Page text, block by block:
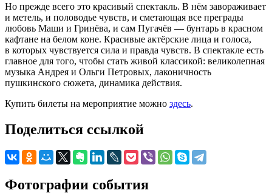
Но прежде всего это красивый спектакль. В нём завораживает
и метель, и половодье чувств, и сметающая все преграды
любовь Маши и Гринёва, и сам Пугачёв — бунтарь в красном
кафтане на белом коне. Красивые актёрские лица и голоса,
в которых чувствуется сила и правда чувств. В спектакле есть
главное для того, чтобы стать живой классикой: великолепная
музыка Андрея и Ольги Петровых, лаконичность
пушкинского сюжета, динамика действия.
Купить билеты на мероприятие можно здесь.
Поделиться ссылкой
Фотографии события